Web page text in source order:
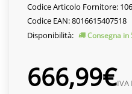
Codice Articolo Fornitore:
Codice EAN: 8016615407518
Disponibilità:
Consegna in
666,99€IVA